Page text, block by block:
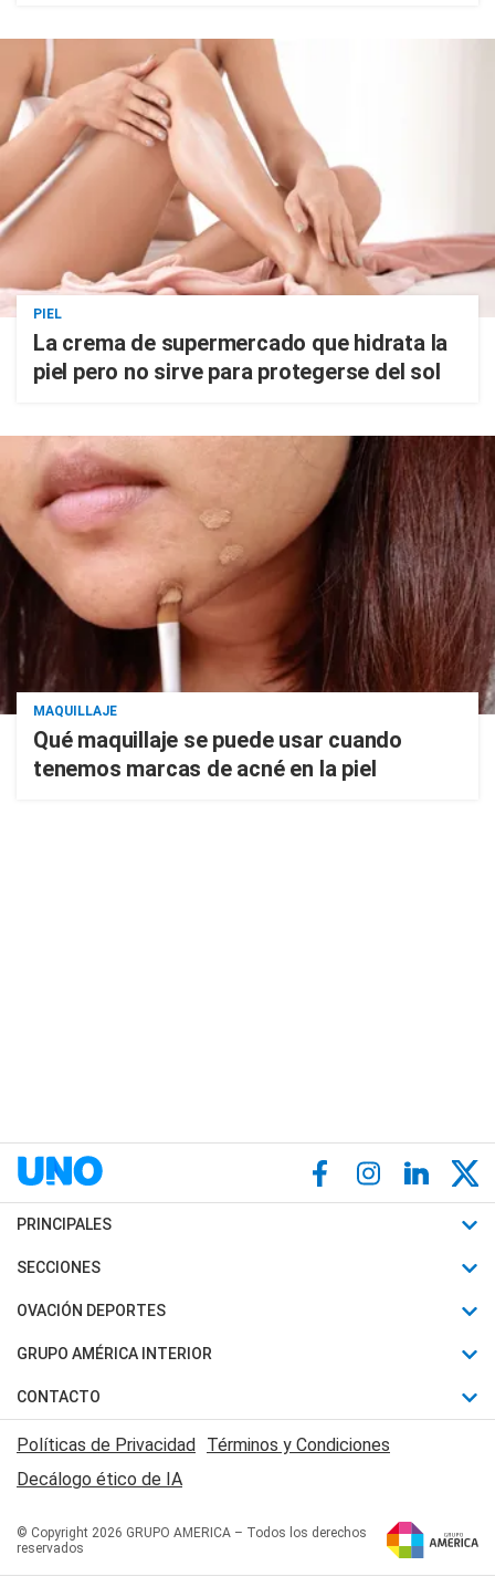
PIEL
La crema de supermercado que hidrata la
piel pero no sirve para protegerse del sol
MAQUILLAJE
Qué maquillaje se puede usar cuando
tenemos marcas de acné en la piel
PRINCIPALES
Últimas Noticias
Política
Judiciales
Economia
SECCIONES
Horóscopo
Motores
Trucos caseros
Series y Películas
Edictos y Solicitadas
OVACIÓN DEPORTES
Fútbol
Mundial
Automovilismo
Rugby
Básquet
GRUPO AMÉRICA INTERIOR
Canal 7 en Vivo
San Juan 8
CONTACTO
Acerca de Nosotros
Contactanos
Políticas de Privacidad Términos y Condiciones
Decálogo ético de IA
© Copyright 2026 GRUPO AMERICA – Todos los derechos
reservados